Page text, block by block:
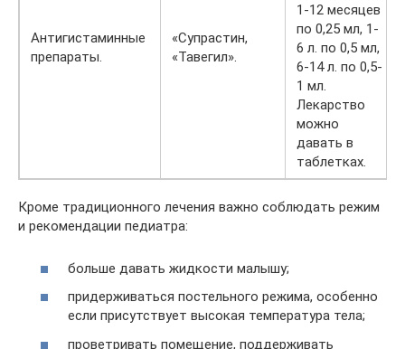
Антигистаминные
препараты.
«Супрастин,
«Тавегил».
1-12 месяцев
по 0,25 мл, 1-
6 л. по 0,5 мл,
6-14 л. по 0,5-
1 мл.
Лекарство
можно
давать в
таблетках.
Кроме традиционного лечения важно соблюдать режим
и рекомендации педиатра:
больше давать жидкости малышу;
придерживаться постельного режима, особенно
если присутствует высокая температура тела;
проветривать помещение, поддерживать